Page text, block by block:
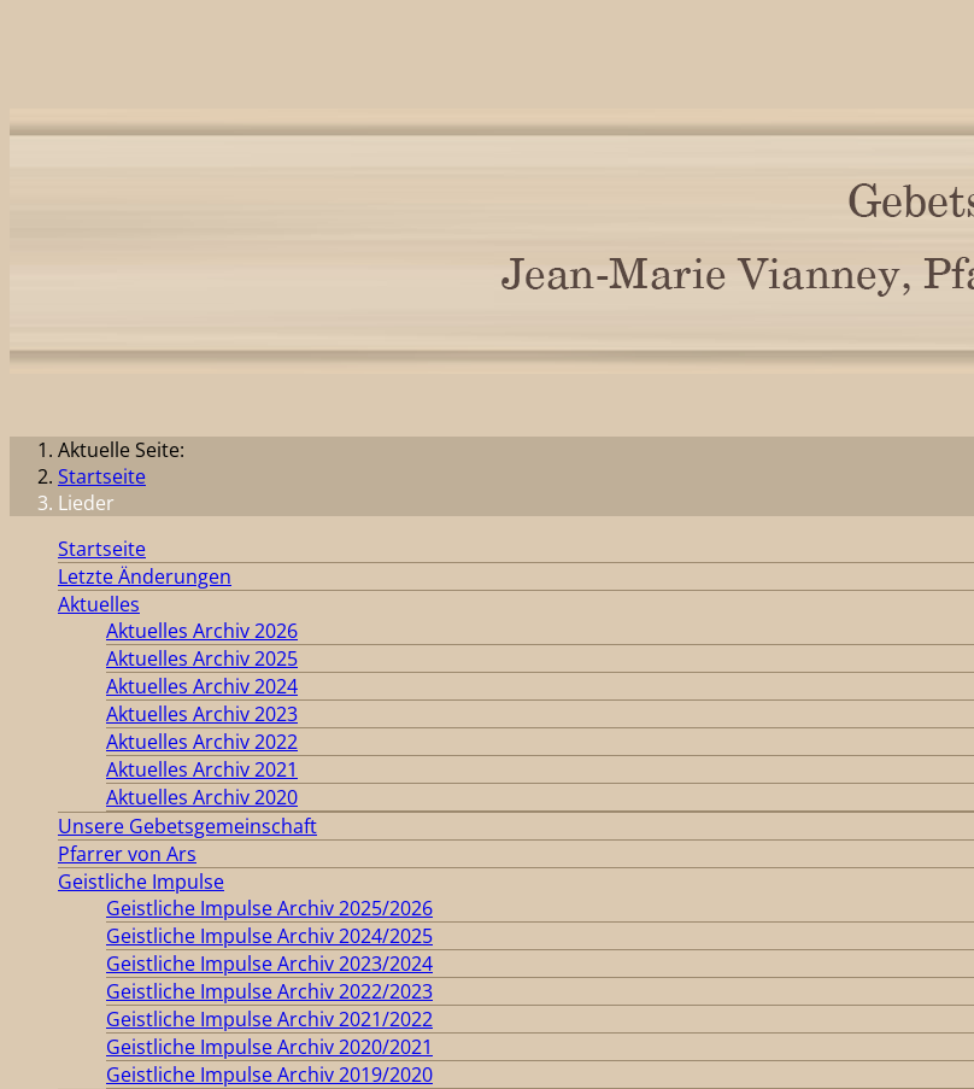
Aktuelle Seite:
Startseite
Lieder
Startseite
Letzte Änderungen
Aktuelles
Aktuelles Archiv 2026
Aktuelles Archiv 2025
Aktuelles Archiv 2024
Aktuelles Archiv 2023
Aktuelles Archiv 2022
Aktuelles Archiv 2021
Aktuelles Archiv 2020
Unsere Gebetsgemeinschaft
Pfarrer von Ars
Geistliche Impulse
Geistliche Impulse Archiv 2025/2026
Geistliche Impulse Archiv 2024/2025
Geistliche Impulse Archiv 2023/2024
Geistliche Impulse Archiv 2022/2023
Geistliche Impulse Archiv 2021/2022
Geistliche Impulse Archiv 2020/2021
Geistliche Impulse Archiv 2019/2020